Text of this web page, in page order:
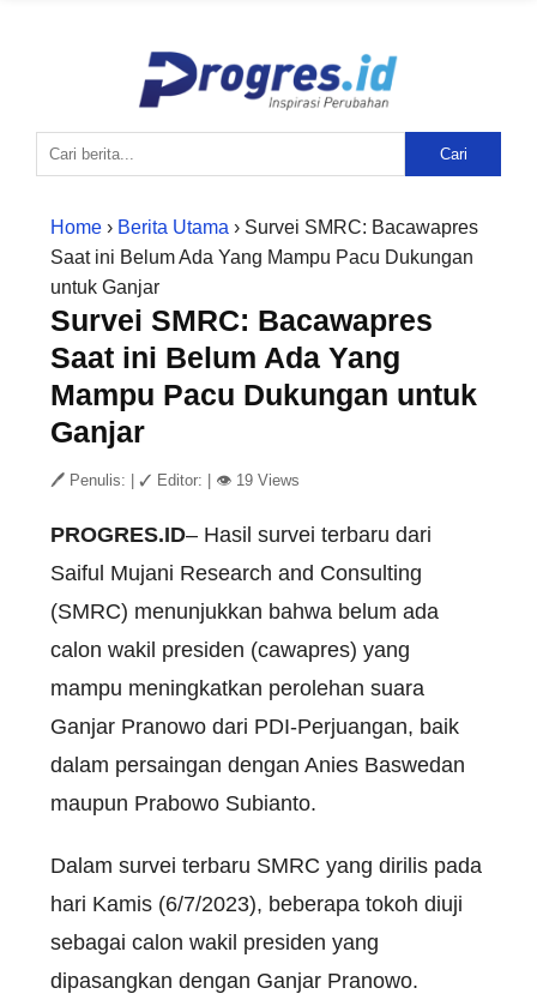
Cari
Home › Berita Utama › Survei SMRC: Bacawapres
Saat ini Belum Ada Yang Mampu Pacu Dukungan
untuk Ganjar
Survei SMRC: Bacawapres
Saat ini Belum Ada Yang
Mampu Pacu Dukungan untuk
Ganjar
🖊 Penulis: ✓ Editor: 👁 19 Views
PROGRES.ID– Hasil survei terbaru dari
Saiful Mujani Research and Consulting
(SMRC) menunjukkan bahwa belum ada
calon wakil presiden (cawapres) yang
mampu meningkatkan perolehan suara
Ganjar Pranowo dari PDI-Perjuangan, baik
dalam persaingan dengan Anies Baswedan
maupun Prabowo Subianto.
Dalam survei terbaru SMRC yang dirilis pada
hari Kamis (6/7/2023), beberapa tokoh diuji
sebagai calon wakil presiden yang
dipasangkan dengan Ganjar Pranowo.